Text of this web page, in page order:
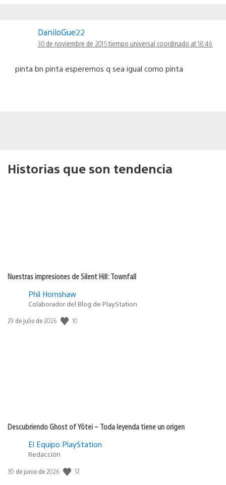
DaniloGue22
30 de noviembre de 2015 tiempo universal coordinado at 18:46
pinta bn pinta esperemos q sea igual como pinta
Historias que son tendencia
Nuestras impresiones de Silent Hill: Townfall
Phil Hornshaw
Colaborador del Blog de PlayStation
Fecha
29 de julio de 2026 10
Descubriendo Ghost of Yōtei – Toda leyenda tiene un origen
El Equipo PlayStation
Redacción
Fecha
30 de junio de 2026 12